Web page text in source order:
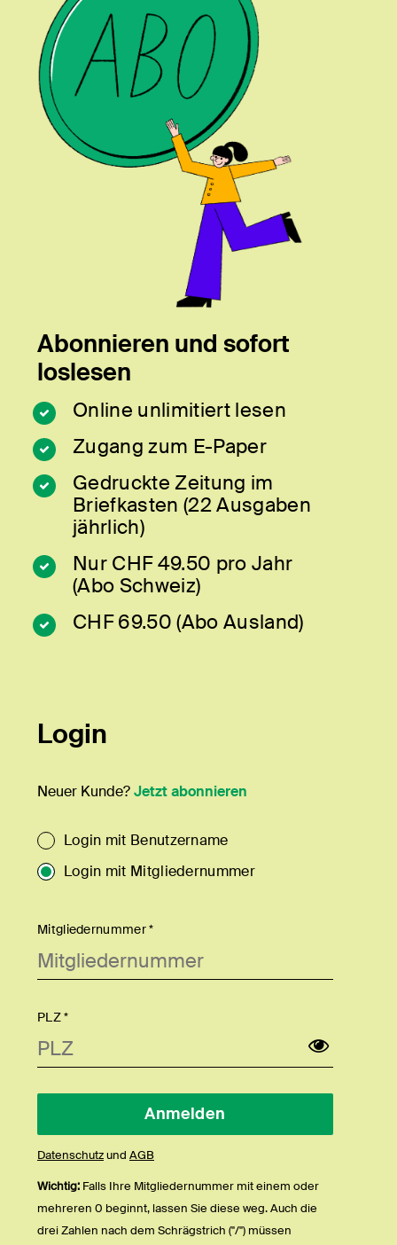
Abonnieren und sofort
loslesen
Online unlimitiert lesen
Zugang zum E-Paper
Gedruckte Zeitung im
Briefkasten (22 Ausgaben
jährlich)
Nur CHF 49.50 pro Jahr
(Abo Schweiz)
CHF 69.50 (Abo Ausland)
Login
Neuer Kunde?Jetzt abonnieren
Login mit Benutzername
Login mit Mitgliedernummer
Mitgliedernummer *
PLZ *
Datenschutzund AGB
Wichtig: Falls Ihre Mitgliedernummer mit einem oder
mehreren 0 beginnt, lassen Sie diese weg. Auch die
drei Zahlen nach dem Schrägstrich ("/") müssen